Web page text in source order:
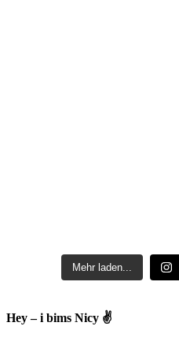
Mehr laden...
Hey – i bims Nicy ✌